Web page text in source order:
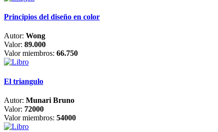
Principios del diseño en color
Autor: Wong
Valor: 89.000
Valor miembros: 66.750
El triangulo
Autor: Munari Bruno
Valor: 72000
Valor miembros: 54000